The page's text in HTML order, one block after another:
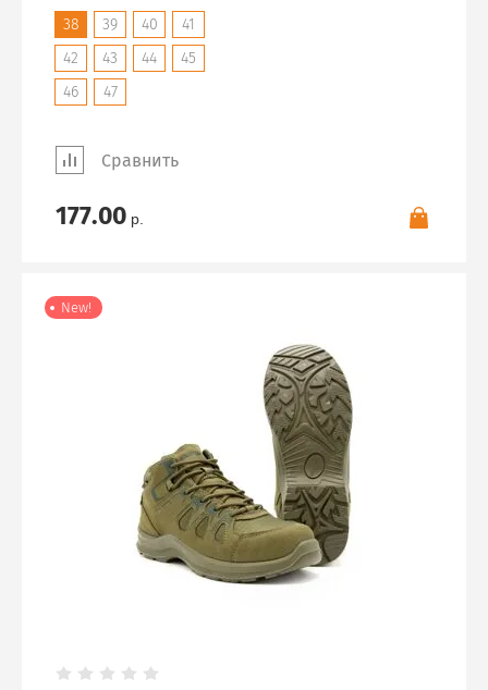
38 39 40
41
42
43 44
45
46
47
Сравнить
177.00 р.
New!